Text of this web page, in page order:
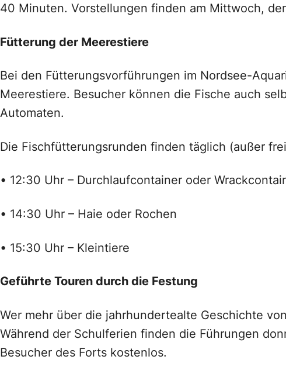
40 Minuten. Vorstellungen finden am Mittwoch,
Fütterung der Meerestiere
Bei den Fütterungsvorführungen im Nordsee-
Meerestiere. Besucher können die Fische auch
Automaten.
Die Fischfütterungsrunden finden täglich (außer
• 12:30 Uhr – Durchlaufcontainer oder
• 14:30 Uhr – Haie oder Rochen
• 15:30 Uhr – Kleintiere
Geführte Touren durch die Festung
Wer mehr über die jahrhundertealte Geschichte
Während der Schulferien finden die Führungen
Besucher des Forts kostenlos.